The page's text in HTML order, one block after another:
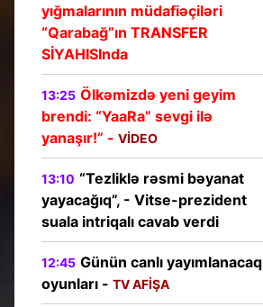
yığmalarının müdafiəçiləri
“Qarabağ”ın TRANSFER
SİYAHISInda
13:25 Ölkəmizdə yeni geyim
brendi: “YaaRa” sevgi ilə
yanaşır!” - VİDEO
13:10 “Tezliklə rəsmi bəyanat
yayacağıq”, - Vitse-prezident
suala intriqalı cavab verdi
12:45 Günün canlı yayımlanacaq
oyunları - TV AFİŞA